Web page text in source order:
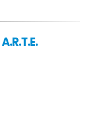
A.R.T.E.